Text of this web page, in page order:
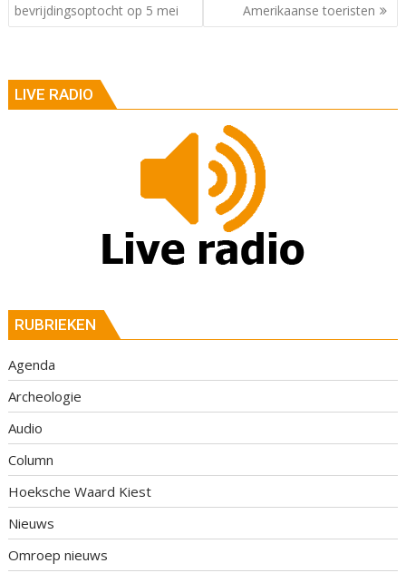
bevrijdingsoptocht op 5 mei
Amerikaanse toeristen
LIVE RADIO
RUBRIEKEN
Agenda
Archeologie
Audio
Column
Hoeksche Waard Kiest
Nieuws
Omroep nieuws